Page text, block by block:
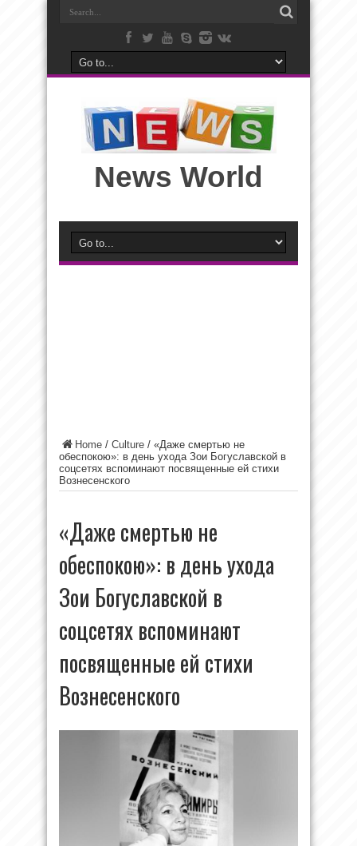
News World
Home / Culture / «Даже смертью не
обеспокою»: в день ухода Зои Богуславской в
соцсетях вспоминают посвященные ей стихи
Вознесенского
«Даже смертью не
обеспокою»: в день ухода
Зои Богуславской в
соцсетях вспоминают
посвященные ей стихи
Вознесенского